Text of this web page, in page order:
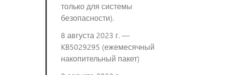
только для системы
безопасности).
8 августа 2023 г. —
KB5029295 (ежемесячный
накопительный пакет)